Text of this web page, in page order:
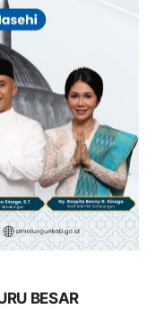
BESAR